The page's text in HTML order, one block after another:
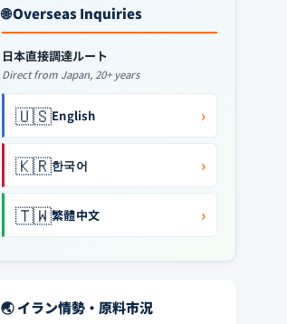
🌐 Overseas Inquiries
日本直接調達ルート
Direct from Japan, 20+ years
🇺🇸English ›
🇰🇷한국어 ›
🇹🇼繁體中文 ›
🌏 イラン情勢・原料市況